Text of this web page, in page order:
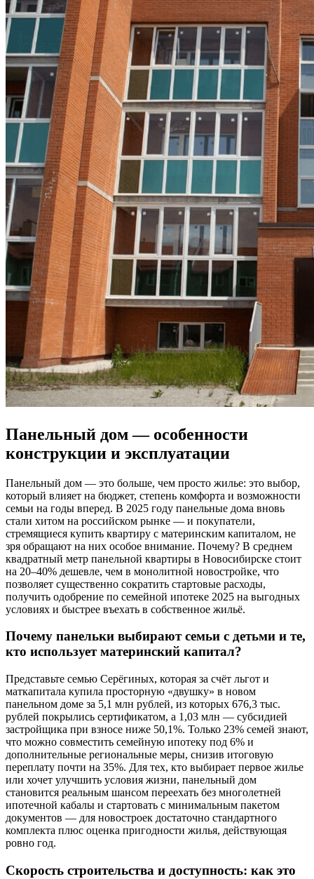
Панельный дом — особенности
конструкции и эксплуатации
Панельный дом — это больше, чем просто жилье: это выбор,
который влияет на бюджет, степень комфорта и возможности
семьи на годы вперед. В 2025 году панельные дома вновь
стали хитом на российском рынке — и покупатели,
стремящиеся купить квартиру с материнским капиталом, не
зря обращают на них особое внимание. Почему? В среднем
квадратный метр панельной квартиры в Новосибирске стоит
на 20–40% дешевле, чем в монолитной новостройке, что
позволяет существенно сократить стартовые расходы,
получить одобрение по семейной ипотеке 2025 на выгодных
условиях и быстрее въехать в собственное жильё.
Почему панельки выбирают семьи с детьми и те,
кто использует материнский капитал?
Представьте семью Серёгиных, которая за счёт льгот и
маткапитала купила просторную «двушку» в новом
панельном доме за 5,1 млн рублей, из которых 676,3 тыс.
рублей покрылись сертификатом, а 1,03 млн — субсидией
застройщика при взносе ниже 50,1%. Только 23% семей знают,
что можно совместить семейную ипотеку под 6% и
дополнительные региональные меры, снизив итоговую
переплату почти на 35%. Для тех, кто выбирает первое жилье
или хочет улучшить условия жизни, панельный дом
становится реальным шансом переехать без многолетней
ипотечной кабалы и стартовать с минимальным пакетом
документов — для новостроек достаточно стандартного
комплекта плюс оценка пригодности жилья, действующая
ровно год.
Скорость строительства и доступность: как это